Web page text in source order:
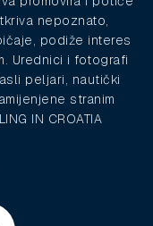
nepoznato,
podiže interes
Urednici i fotografi
peljari, nautički
stranim
IN CROATIA